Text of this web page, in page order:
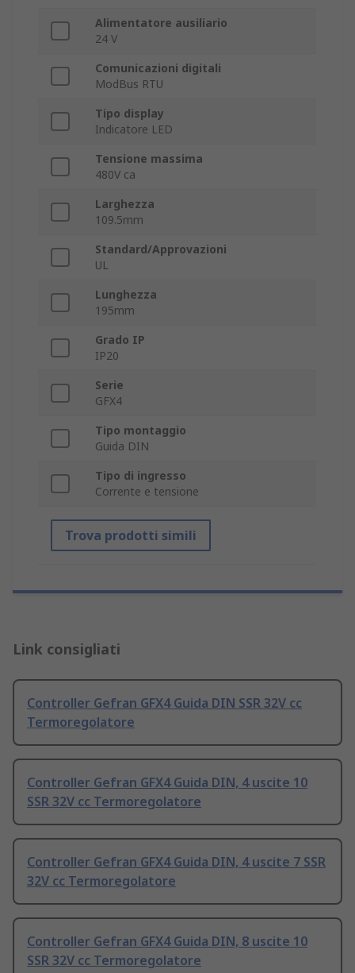
Alimentatore ausiliario
24 V
Comunicazioni digitali
ModBus RTU
Tipo display
Indicatore LED
Tensione massima
480V ca
Larghezza
109.5mm
Standard/Approvazioni
UL
Lunghezza
195mm
Grado IP
IP20
Serie
GFX4
Tipo montaggio
Guida DIN
Tipo di ingresso
Corrente e tensione
Trova prodotti simili
Link consigliati
Controller Gefran GFX4 Guida DIN SSR 32V cc
Termoregolatore
Controller Gefran GFX4 Guida DIN, 4 uscite 10
SSR 32V cc Termoregolatore
Controller Gefran GFX4 Guida DIN, 4 uscite 7 SSR
32V cc Termoregolatore
Controller Gefran GFX4 Guida DIN, 8 uscite 10
SSR 32V cc Termoregolatore